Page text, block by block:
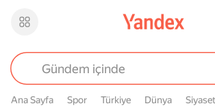
Ana Sayfa Spor Türkiye Dünya Siyaset